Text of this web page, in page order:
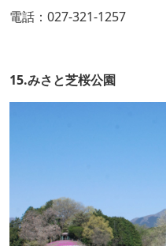
電話：027-321-1257
15.みさと芝桜公園